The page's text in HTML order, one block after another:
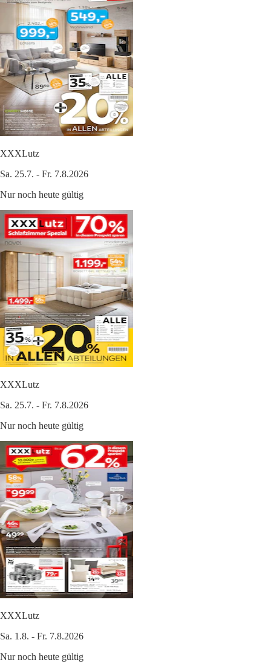
XXXLutz
Sa. 25.7. - Fr. 7.8.2026
Nur noch heute gültig
XXXLutz
Sa. 25.7. - Fr. 7.8.2026
Nur noch heute gültig
XXXLutz
Sa. 1.8. - Fr. 7.8.2026
Nur noch heute gültig